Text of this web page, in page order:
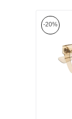
-20%